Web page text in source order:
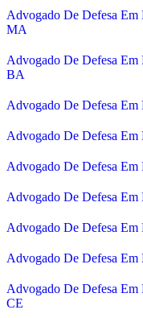
Advogado De Defesa Em
MA
Advogado De Defesa Em
BA
Advogado De Defesa Em
Advogado De Defesa Em
Advogado De Defesa Em
Advogado De Defesa Em
Advogado De Defesa Em
Advogado De Defesa Em
Advogado De Defesa Em
CE